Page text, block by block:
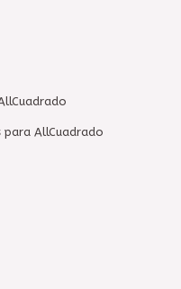
para AllCuadrado